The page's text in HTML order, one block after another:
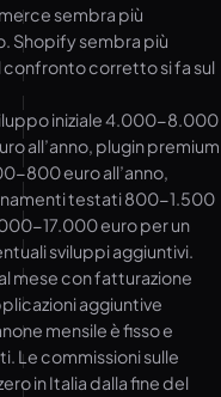
sembra più
Shopify sembra più
confronto corretto si fa sul
iniziale 4.000-8.000
all’anno, plugin premium
800 euro all’anno,
testati 800-1.500
17.000 euro per un
sviluppi aggiuntivi.
mese con fatturazione
aggiuntive
mensile è fisso e
Le commissioni sulle
in Italia dalla fine del